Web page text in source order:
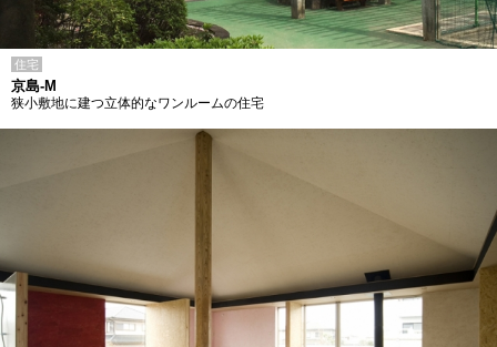
住宅
京島-M
狭小敷地に建つ立体的なワンルームの住宅